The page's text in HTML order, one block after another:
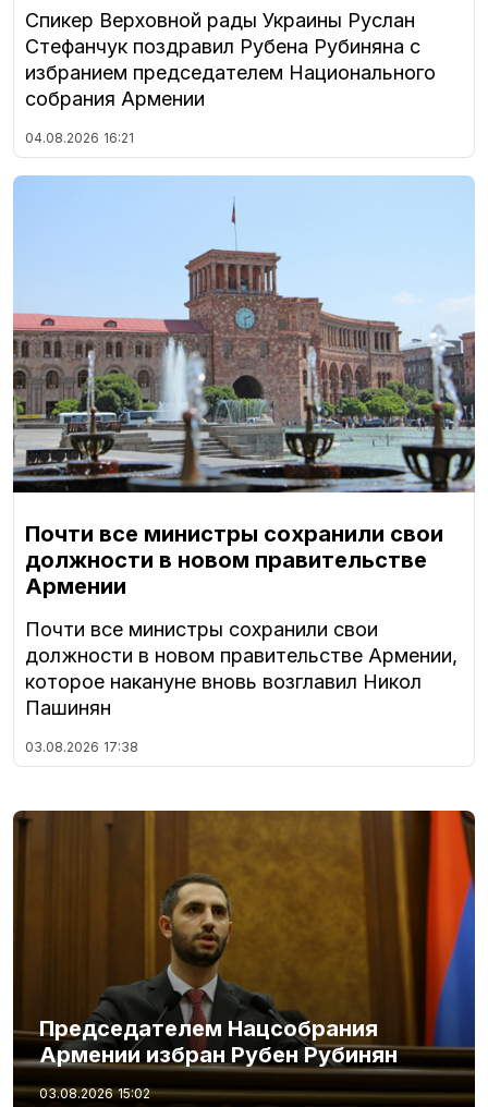
Спикер Верховной рады Украины Руслан
Стефанчук поздравил Рубена Рубиняна с
избранием председателем Национального
собрания Армении
04.08.2026 16:21
Почти все министры сохранили свои
должности в новом правительстве
Армении
Почти все министры сохранили свои
должности в новом правительстве Армении,
которое накануне вновь возглавил Никол
Пашинян
03.08.2026 17:38
Председателем Нацсобрания
Армении избран Рубен Рубинян
03.08.2026 15:02